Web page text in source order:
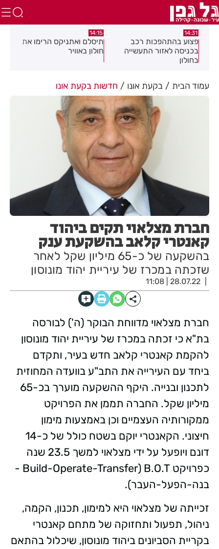
14:31
פצוע בהתהפכות רכב
בכניסה לאזור התעשייה
בחולון
14:15
תיסלם ואתניקס הרימו את
חולון באוויר
עמוד הבית בקעת אונו חדשות בקעת אונו
חברת מצלאוי תקים ביהוד
קאנטרי קלאב בהשקעת ענק
בהשקעה של כ-65 מיליון שקל לאחר
שזכתה במכרז של עיריית יהוד מונוסון
28.07.22 | 11:08
חברת מצלאוי מדווחת הבוקר (ה') לבורסה
בת"א כי זכתה במכרז של עיריית יהוד מונוסון
להקמת קאנטרי קלאב חדש בעיר, ותקדם
ביחד עם העירייה את התב"ע בוועדה המחוזית
לתכנון ובנייה. היקף ההשקעה מוערך בכ-65
מיליון שקל. החברה תממן את הפרויקט
ממקורותיה העצמיים וכן באמצעות מימון
חיצוני. הקאנטרי יוקם בשטח
כולל של כ-14
דונם ויופעל על ידי מצלאוי למשך 23.5 שנה
כפרויקט B.O.T
(
Build-Operate-Transfer
-
בנה-הפעל-העבר).
זכייתה של מצלאוי היא למימון, תכנון, הקמה,
ניהול, תפעול ותחזוקה של מתחם קאנטרי
בקריית הסביונים ביהוד מונוסון, שיכלול בהתאם